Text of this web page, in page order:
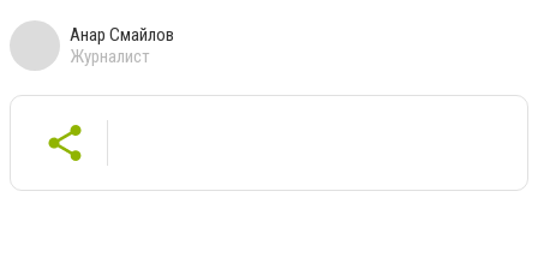
Анар Смайлов
Журналист